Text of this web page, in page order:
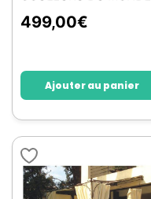
499,00€
Ajouter au panier